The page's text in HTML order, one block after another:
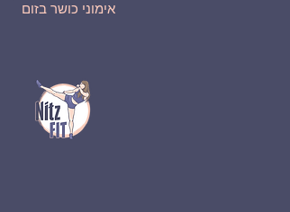
אימוני כושר בזום